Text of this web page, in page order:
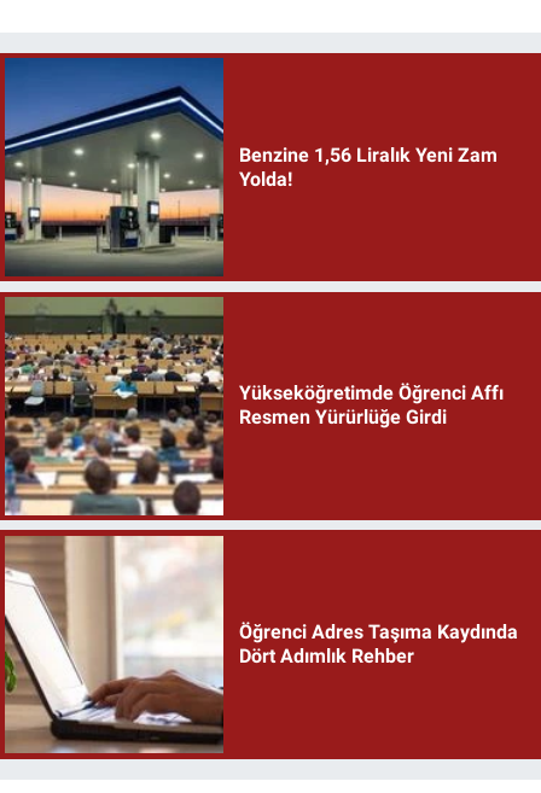
Benzine 1,56 Liralık Yeni Zam
Yolda!
Yükseköğretimde Öğrenci Affı
Resmen Yürürlüğe Girdi
Öğrenci Adres Taşıma Kaydında
Dört Adımlık Rehber